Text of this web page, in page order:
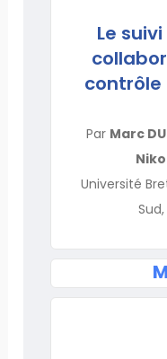
Le
contrôle
Par Marc
Université